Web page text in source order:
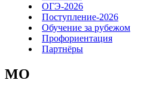
ОГЭ-2026
Поступление-2026
Обучение за рубежом
Профориентация
Партнёры
MO